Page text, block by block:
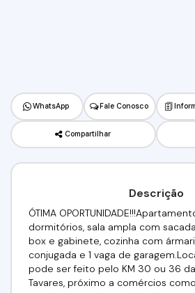
WhatsApp Fale Conosco
Compartilhar
Descrição
ÓTIMA
dormitórios, sala ampla com
box e gabinete, cozinha com
conjugada e 1 vaga de
pode ser feito pelo KM 30 ou 36
Tavares, próximo a comércios